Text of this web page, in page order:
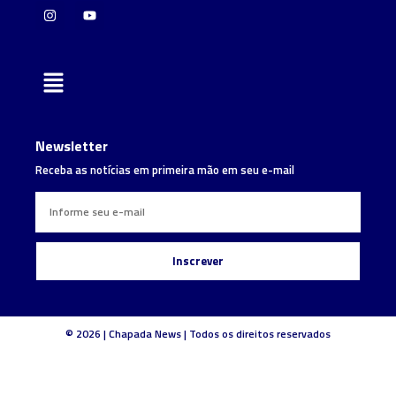
Newsletter
Receba as notícias em primeira mão em seu e-mail
Inscrever
© 2026 | Chapada News | Todos os direitos reservados